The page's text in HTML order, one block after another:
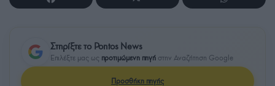
Στηρίξτε το Pontos News
Επιλέξτε μας ως προτιμώμενη πηγή στην Αναζήτηση Google
Προσθήκη πηγής